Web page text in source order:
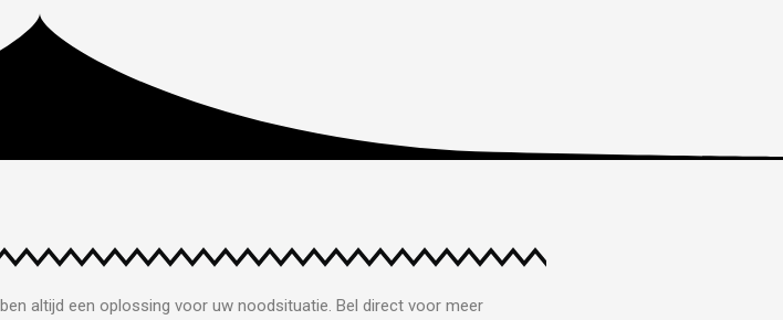
altijd een oplossing voor uw noodsituatie. Bel direct voor meer